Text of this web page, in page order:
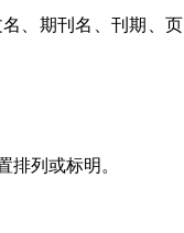
、期刊名、刊期、页
列或标明。